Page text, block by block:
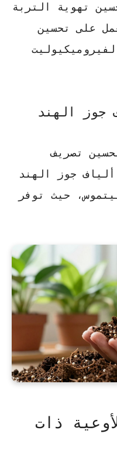
تهوية التربة
على تحسين
جوز الهند
تصريف
جوز الهند
حيث توفر
ذات